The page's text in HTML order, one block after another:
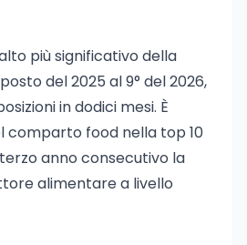
più significativo della
del 2025 al 9° del 2026,
in dodici mesi. È
comparto food nella top 10
anno consecutivo la
alimentare a livello